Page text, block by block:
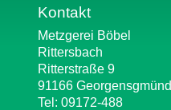
Kontakt
Metzgerei Böbel
Rittersbach
Ritterstraße 9
91166 Georgensgmünd
Tel: 09172-488